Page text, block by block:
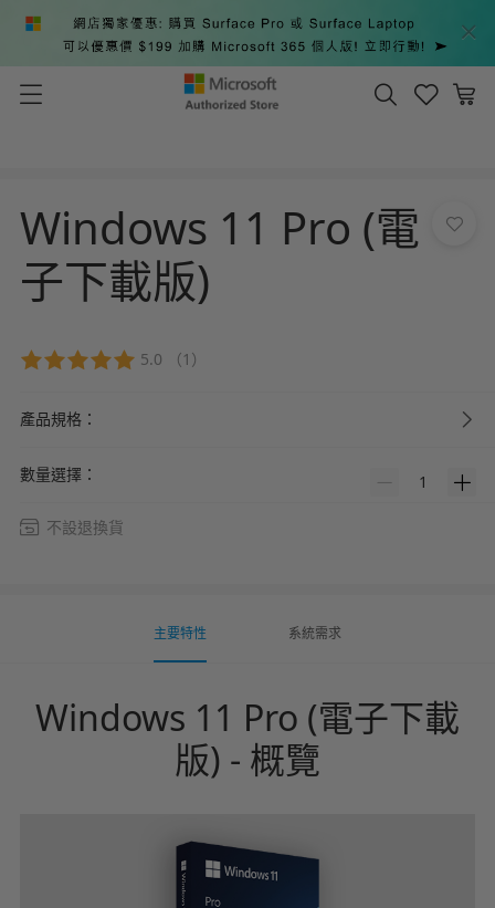
Windows 11 Pro (電
子下載版)
5.0 （1）
產品規格：
數量選擇： 1
不設退換貨
主要特性 系統需求
Windows 11 Pro (電子下載
版) - 概覽